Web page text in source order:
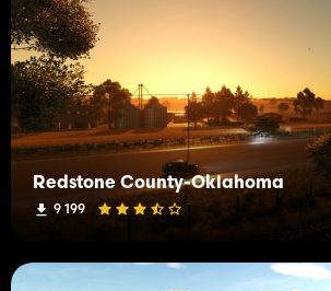
Redstone County-Oklahoma
9 199